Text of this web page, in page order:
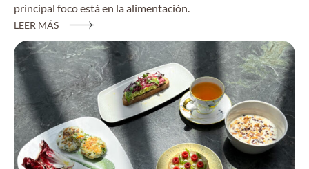
principal foco está en la alimentación.
LEER MÁS